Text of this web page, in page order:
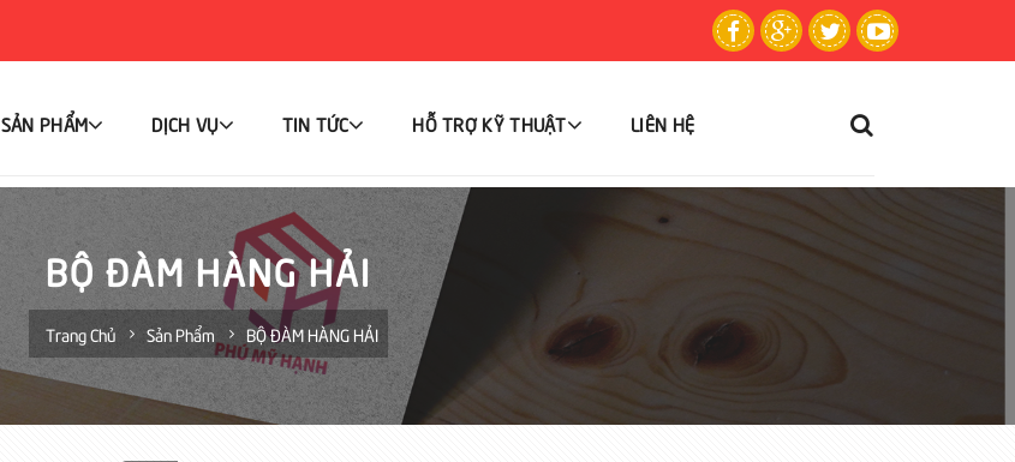
SẢN PHẨM DỊCH VỤ TIN TỨC HỖ TRỢ KỸ THUẬT LIÊN HỆ
BỘ ĐÀM HÀNG HẢI
Trang Chủ Sản Phẩm BỘ ĐÀM HÀNG HẢI